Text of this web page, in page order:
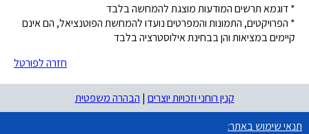
* דוגמא תרשים המודעות מוצגת להמחשה בלבד
* הפרויקטים, התמונות והמפרטים נועדו להמחשת הפוטנציאל, הם אינם
קיימים במציאות והן בבחינת אילוסטרציה בלבד
חזרה לפורטל
קנין רוחני וזכויות יוצרים | הבהרה משפטית
תנאי שימוש באתר: